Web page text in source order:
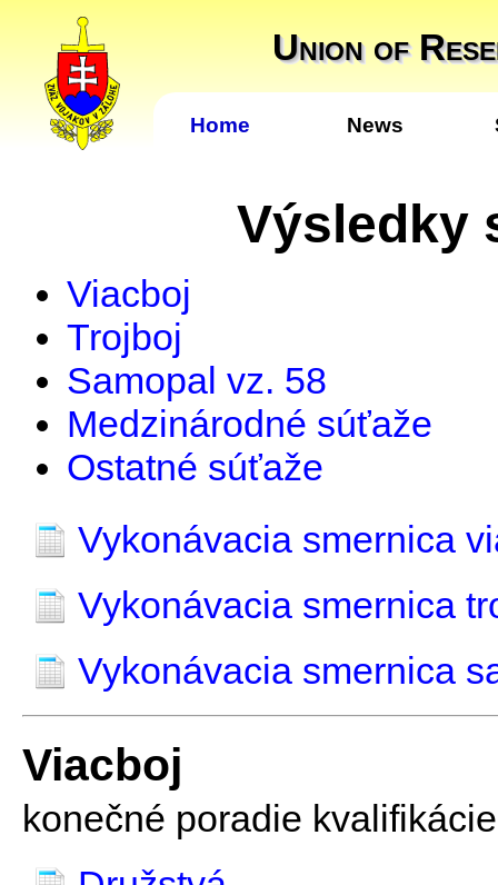
Union of
Home News
Výsledky
Viacboj
Trojboj
Samopal vz. 58
Medzinárodné súťaže
Ostatné súťaže
Vykonávacia smernica
Vykonávacia smernica
Vykonávacia smernica
Viacboj
konečné poradie